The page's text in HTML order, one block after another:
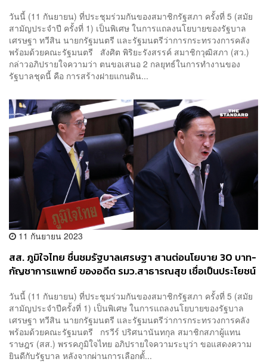
วันนี้ (11 กันยายน) ที่ประชุมร่วมกันของสมาชิกรัฐสภา ครั้งที่ 5 (สมัย
สามัญประจำปี ครั้งที่ 1) เป็นพิเศษ ในการแถลงนโยบายของรัฐบาล
เศรษฐา ทวีสิน นายกรัฐมนตรี และรัฐมนตรีว่าการกระทรวงการคลัง
พร้อมด้วยคณะรัฐมนตรี สังศิต พิริยะรังสรรค์ สมาชิกวุฒิสภา (สว.)
กล่าวอภิปรายใจความว่า ตนขอเสนอ 2 กลยุทธ์ในการทำงานของ
รัฐบาลชุดนี้ คือ การสร้างฝายแกนดิน...
11 กันยายน 2023
สส. ภูมิใจไทย ชื่นชมรัฐบาลเศรษฐา สานต่อนโยบาย 30 บาท-
กัญชาการแพทย์ ของอดีต รมว.สาธารณสุข เชื่อเป็นประโยชน์
วันนี้ (11 กันยายน) ที่ประชุมร่วมกันของสมาชิกรัฐสภา ครั้งที่ 5 (สมัย
สามัญประจำปีครั้งที่ 1) เป็นพิเศษ ในการแถลงนโยบายของรัฐบาล
เศรษฐา ทวีสิน นายกรัฐมนตรี และรัฐมนตรีว่าการกระทรวงการคลัง
พร้อมด้วยคณะรัฐมนตรี กรวีร์ ปริศนานันทกุล สมาชิกสภาผู้แทน
ราษฎร (สส.) พรรคภูมิใจไทย อภิปรายใจความระบุว่า ขอแสดงความ
ยินดีกับรัฐบาล หลังจากผ่านการเลือกตั้...